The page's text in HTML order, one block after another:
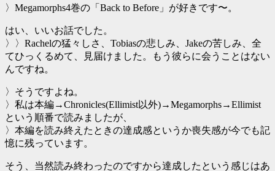
〉Megamorphs4巻の「Back to Before」が好きです〜。
はい、いいお話でした。
〉〉Rachelの猛々しさ、Tobiasの悲しみ、Jakeの苦しみ、全
てひっくるめて、見届けました。もう彼らに会うことはない
んですね。
〉そうですよね。
〉私は本編→Chronicles(Ellimist以外)→Megamorphs→Ellimist
という順番で読みましたが、
〉本編を読み終えたときの達成感というか喪失感が今でも記
憶に残っています。
そう、当然読み終わったのですから達成したという感じはあ